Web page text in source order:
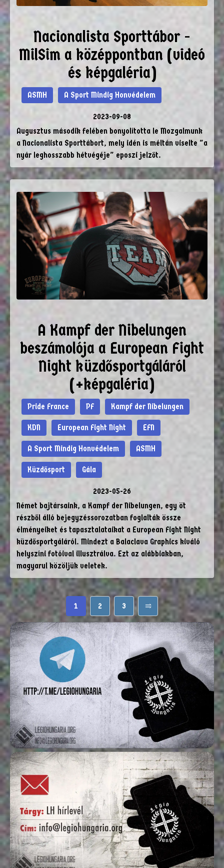
Nacionalista Sporttábor -
MilSim a középpontban (videó
és képgaléria)
ASMH A Sport Mindig Honvédelem
2023-09-08
Augusztus második felében bonyolította le Mozgalmunk
a Nacionalista Sporttábort, mely idén is méltán viselte "a
nyár leghosszabb hétvégéje" eposzi jelzőt.
A Kampf der Nibelungen
beszámolója a European Fight
Night küzdősportgáláról
(+képgaléria)
Pride France PF Kampf der Nibelungen
KDN European Fight Night EFN
A Sport Mindig Honvédelem ASMH
Küzdősport Gála
2023-05-26
Német bajtársaink, a Kampf der Nibelungen, egy öt
részből álló bejegyzéssorozatban foglalták össze
élményeiket és tapasztalataikat a European Fight Night
küzdősportgáláról. Mindezt a Balaclava Graphics kiváló
helyszíni fotóival illusztrálva. Ezt az alábbiakban,
magyarul közöljük veletek.
1 2 3 ⥤